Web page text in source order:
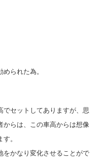
られた為。
でセットしてありますが、思
からは、この車高からは想像
。
をかなり変化させることがで